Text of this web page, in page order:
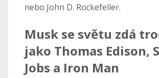
nebo John D. Rockefeller.
Musk se světu zdá
jako Thomas Edison,
Jobs a Iron Man